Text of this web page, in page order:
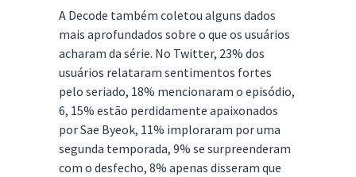
A Decode também coletou alguns dados
mais aprofundados sobre o que os usuários
acharam da série. No Twitter, 23% dos
usuários relataram sentimentos fortes
pelo seriado, 18% mencionaram o episódio,
6, 15% estão perdidamente apaixonados
por Sae Byeok, 11% imploraram por uma
segunda temporada, 9% se surpreenderam
com o desfecho, 8% apenas disseram que